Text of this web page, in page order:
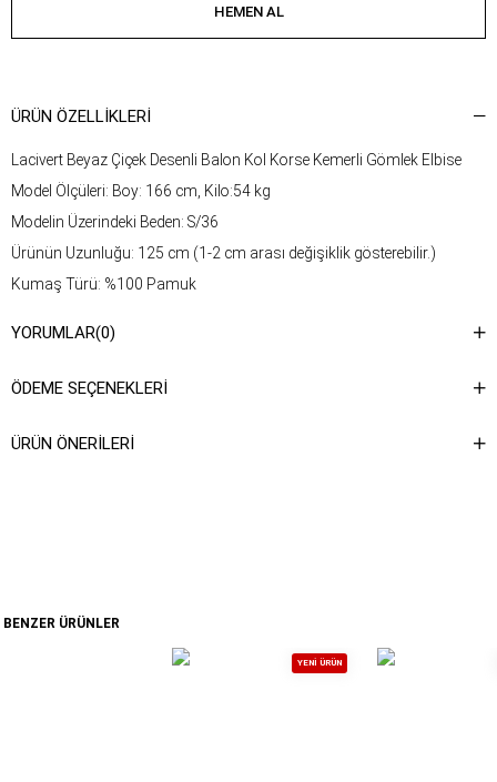
ÜRÜN ÖZELLIKLERI
Lacivert Beyaz Çiçek Desenli Balon Kol Korse Kemerli Gömlek Elbise
Model Ölçüleri: Boy: 166 cm, Kilo:54 kg
Modelin Üzerindeki Beden: S/36
Ürünün Uzunluğu: 125 cm (1-2 cm arası değişiklik gösterebilir.)
Kumaş Türü: %100 Pamuk
talimatına ulaşabilirsiniz.
YORUMLAR(0)
ÖDEME SEÇENEKLERI
ÜRÜN ÖNERILERI
BENZER ÜRÜNLER
YENI ÜRÜN